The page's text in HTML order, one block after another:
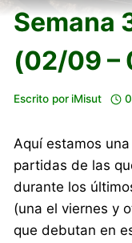
Semana
(02/09 –
Escrito por iMisut
Aquí estamos
partidas de las
durante los
(una el viernes y
que debutan en